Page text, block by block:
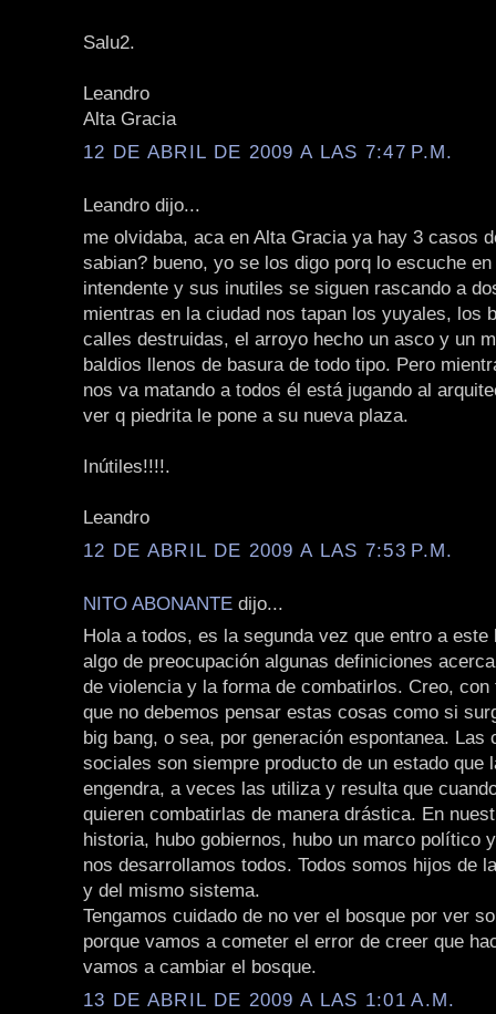
Salu2.
Leandro
Alta Gracia
12 DE ABRIL DE 2009 A LAS 7:47 P.M.
Leandro dijo...
me olvidaba, aca en Alta Gracia ya hay 3 casos
sabian? bueno, yo se los digo porq lo escuche
intendente y sus inutiles se siguen rascando a
mientras en la ciudad nos tapan los yuyales, los
calles destruidas, el arroyo hecho un asco y un
baldios llenos de basura de todo tipo. Pero
nos va matando a todos él está jugando al
ver q piedrita le pone a su nueva plaza.
Inútiles!!!!.
Leandro
12 DE ABRIL DE 2009 A LAS 7:53 P.M.
NITO ABONANTE dijo...
Hola a todos, es la segunda vez que entro a este
algo de preocupación algunas definiciones
de violencia y la forma de combatirlos. Creo, con
que no debemos pensar estas cosas como si
big bang, o sea, por generación espontanea. Las
sociales son siempre producto de un estado que
engendra, a veces las utiliza y resulta que
quieren combatirlas de manera drástica. En
historia, hubo gobiernos, hubo un marco político
nos desarrollamos todos. Todos somos hijos de
y del mismo sistema.
Tengamos cuidado de no ver el bosque por ver
porque vamos a cometer el error de creer que
vamos a cambiar el bosque.
13 DE ABRIL DE 2009 A LAS 1:01 A.M.